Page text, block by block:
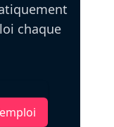
chaque